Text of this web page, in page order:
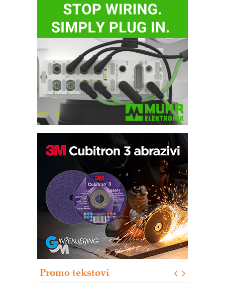
Promo tekstovi
IB BLUMENAUER - više od 40 godina
poverenja u industriji
COMBYPACK
RMQ-TITAN ADVANCED INDICATOR
– Pametna signalizacija za efikasnije
upravljanje mašinama
Sigurnije ispitivanje transformatora u
solarnim elektranama i vetroparkovima
Pranje točkova na gradilištu- standard
modernog i odgovornog građenja
ROSA i SCHUNK podižu proizvodnju